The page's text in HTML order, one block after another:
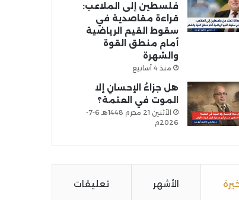
فلسطين إلى الملاعب:
قراءة مقاصدية في
سقوط القيم الرياضية
أمام منطق القوة
والشهرة
منذ 4 أسابيع
هل جزاءُ الإحسانِ إلا
الموت في العتمة؟
الأثنين 21 محرم 1448هـ 6-7-
2026م
الأشهر تعليقات